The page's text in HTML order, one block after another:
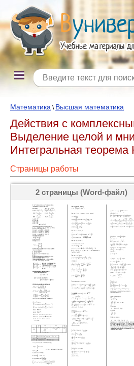
Математика \ Высшая математика
Действия с
Выделение целой и
Интегральная теорема
Страницы работы
2 страницы (Word-файл)